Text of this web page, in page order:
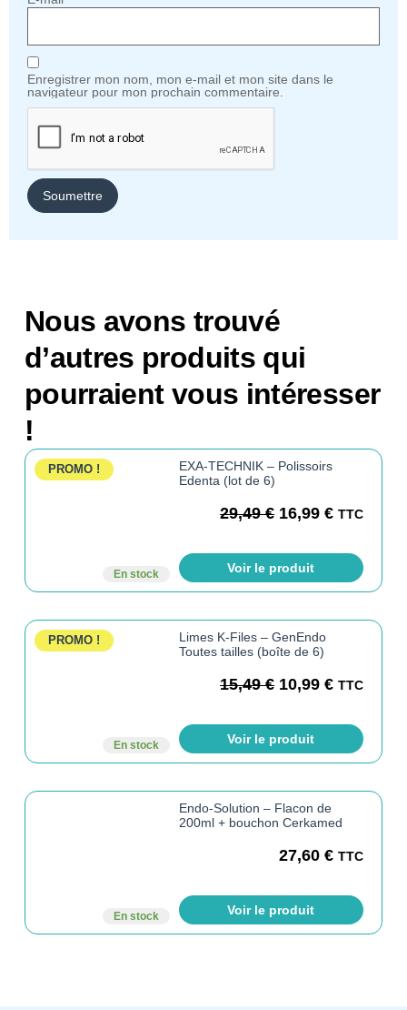
Enregistrer mon nom, mon e-mail et mon site dans le
navigateur pour mon prochain commentaire.
Nous avons trouvé
d’autres produits qui
pourraient vous intéresser
!
PROMO !
En stock
EXA-TECHNIK – Polissoirs
Edenta (lot de 6)
29,49€ 16,99€ TTC
Voir le produit
PROMO !
En stock
Limes K-Files – GenEndo
Toutes tailles (boîte de 6)
15,49€ 10,99€ TTC
Voir le produit
En stock
Endo-Solution – Flacon de
200ml + bouchon Cerkamed
27,60€ TTC
Voir le produit